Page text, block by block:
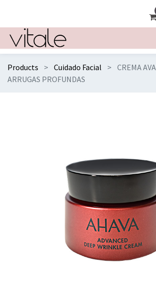
Products Cuidado Facial
CREMA
ARRUGAS PROFUNDAS